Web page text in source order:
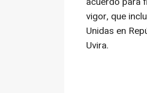
vigor, que
Unidas en
Uvira.